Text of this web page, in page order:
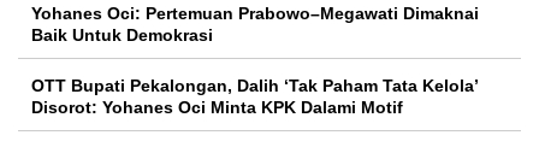
Yohanes Oci: Pertemuan Prabowo–Megawati Dimaknai
Baik Untuk Demokrasi
OTT Bupati Pekalongan, Dalih ‘Tak Paham Tata Kelola’
Disorot: Yohanes Oci Minta KPK Dalami Motif